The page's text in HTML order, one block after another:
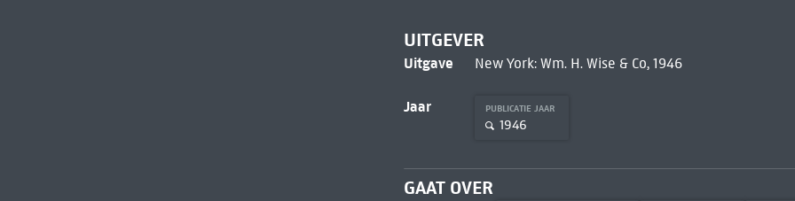
UITGEVER
Uitgave New York: Wm. H. Wise & Co, 1946
Jaar PUBLICATIE JAAR
1946
GAAT OVER